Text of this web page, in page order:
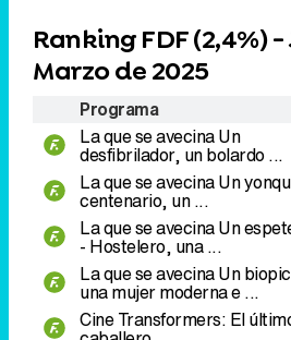
Ranking FDF (2,4%) -
Marzo de 2025
Programa
La que se avecinaUn
desfibrilador, un bolardo ...
La que se avecinaUn
centenario, un ...
La que se avecinaUn
- Hostelero, una ...
La que se avecinaUn
una mujer moderna e ...
CineTransformers: El